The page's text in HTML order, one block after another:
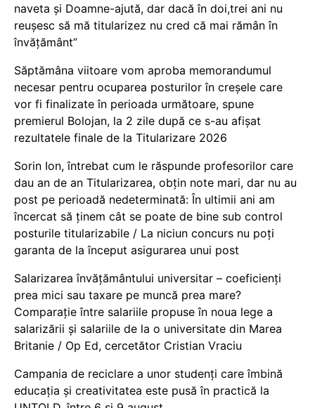
naveta și Doamne-ajută, dar dacă în doi,trei ani nu
reușesc să mă titularizez nu cred că mai rămân în
învățământ”
Săptămâna viitoare vom aproba memorandumul
necesar pentru ocuparea posturilor în creșele care
vor fi finalizate în perioada următoare, spune
premierul Bolojan, la 2 zile după ce s-au afișat
rezultatele finale de la Titularizare 2026
Sorin Ion, întrebat cum le răspunde profesorilor care
dau an de an Titularizarea, obțin note mari, dar nu au
post pe perioadă nedeterminată: În ultimii ani am
încercat să ținem cât se poate de bine sub control
posturile titularizabile / La niciun concurs nu poți
garanta de la început asigurarea unui post
Salarizarea învățământului universitar – coeficienți
prea mici sau taxare pe muncă prea mare?
Comparație între salariile propuse în noua lege a
salarizării și salariile de la o universitate din Marea
Britanie / Op Ed, cercetător Cristian Vraciu
Campania de reciclare a unor studenți care îmbină
educația și creativitatea este pusă în practică la